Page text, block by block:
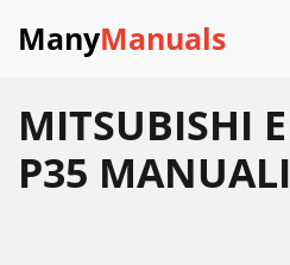
ManyManuals
MITSUBISHI
P35 MANUALI